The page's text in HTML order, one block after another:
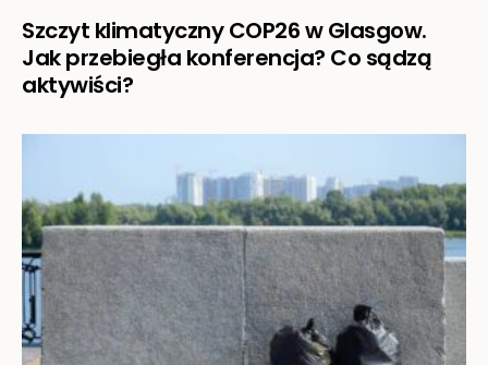
Szczyt klimatyczny COP26 w Glasgow.
Jak przebiegła konferencja? Co sądzą
aktywiści?